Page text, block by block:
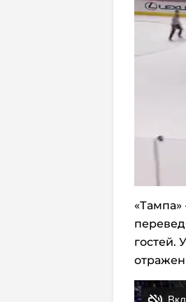
«Тампа»
гостей. У